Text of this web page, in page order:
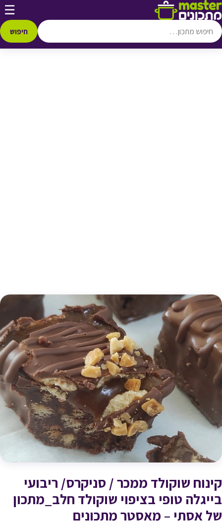
דלג לתוכן ☰
חיפוש
קינוח שוקולד ממכר / סניקרס/ ריבועי
בייגלה טופי בציפוי שוקולד חלב_מתכון
של אסתי – מאסטר מתכונים
♥ הוספה